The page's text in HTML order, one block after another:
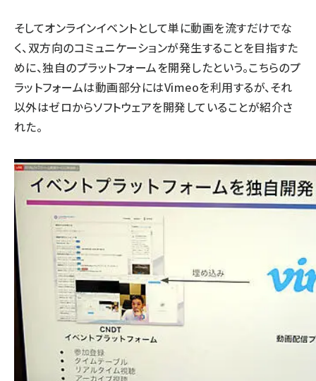
そしてオンラインイベントとして単に動画を流すだけでな
く、双方向のコミュニケーションが発生することを目指すた
めに、独自のプラットフォームを開発したという。こちらのプ
ラットフォームは動画部分にはVimeoを利用するが、それ
以外はゼロからソフトウェアを開発していることが紹介さ
れた。